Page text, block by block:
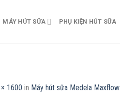
MÁY HÚT SỮA PHỤ KIỆN HÚT SỮA
1600 in Máy hút sữa Medela Maxflow